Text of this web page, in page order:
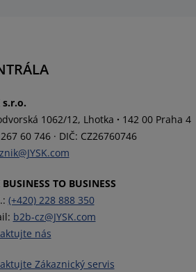
s.r.o.
1062/12, Lhotka · 142 00 Praha 4
60 746 · DIČ: CZ26760746
BUSINESS TO BUSINESS
(+420) 228 888 350
b2b-cz@JYSK.com
nás
Zákaznický servis